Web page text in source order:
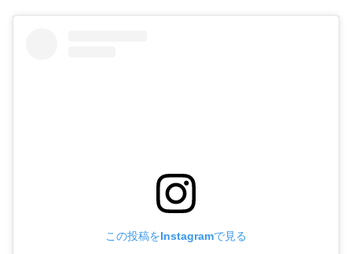
この投稿をInstagramで見る